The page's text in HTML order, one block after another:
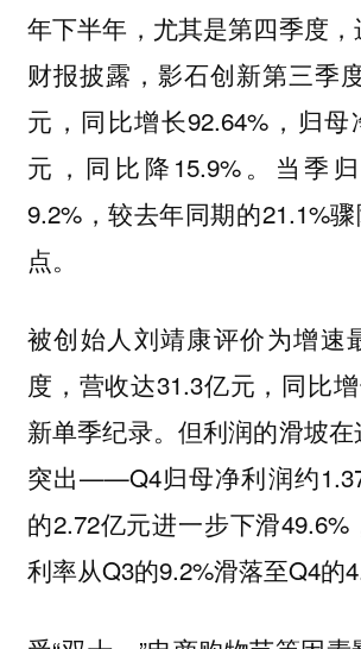
年下半年，尤其是第四季度，
财报披露，影石创新第三季
元，同比增长92.64%，归母
元，同比降15.9%。当季
9.2%，较去年同期的21.1%
点。
被创始人刘靖康评价为增速
度，营收达31.3亿元，同比
新单季纪录。但利润的滑坡
突出——Q4归母净利润约
的2.72亿元进一步下滑
利率从Q3的9.2%滑落至Q4的